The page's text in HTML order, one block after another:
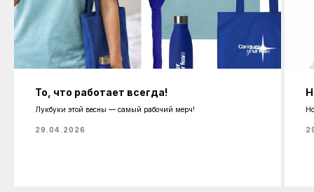
То, что работает всегда!
Лукбуки этой весны — самый рабочий мерч!
29.04.2026